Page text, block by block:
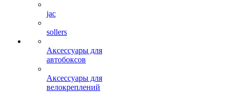
jac
sollers
Аксессуары для
автобоксов
Аксессуары для
велокреплений